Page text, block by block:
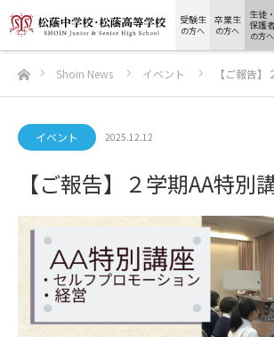
受験生
の方へ
卒業生
の方へ
生徒・
保護
の方へ
ホームShoin News イベント 【ご報告
イベント 2025.12.12
【ご報告】２学期AA特別